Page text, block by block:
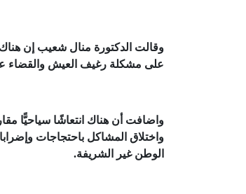
وقالت الدكتورة منال شعيب إن
على مشكلة رغيف العيش والقضاء
واضافت أن هناك انتعاشًا سياحيًّا
واختلاق المشاكل باحتجاجات
الوطن غير الشريفة.